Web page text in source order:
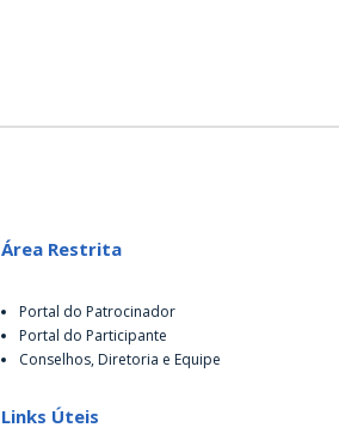
Área Restrita
Portal do Patrocinador
Portal do Participante
Conselhos, Diretoria e Equipe
Links Úteis